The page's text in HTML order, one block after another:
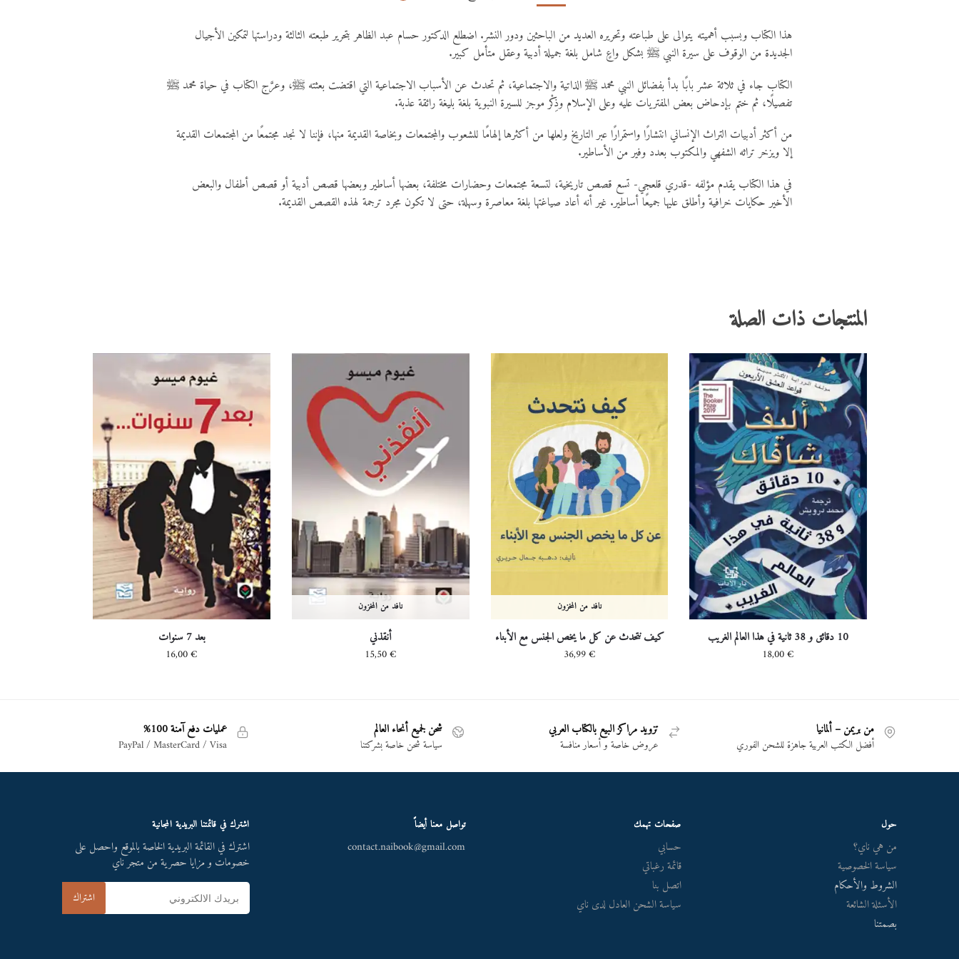
هذا الكتاب وبسبب أهميته يتوالى على طباعته وتحريره العديد من الباحثين ودور النشر. اضطلع الدكتور حسام عبد الظاهر بتحرير طبعته الثالثة ودراستها لتمكين الأجيال
الجديدة من الوقوف على سيرة النبي ﷺ بشكل واعٍ شامل بلغة جميلة أدبية وعقل متأمل كبير.
الكتاب جاء في ثلاثة عشر بابًا بدأ بفضائل النبي محمد ﷺ الذاتية والاجتماعية، ثم تحدث عن الأسباب الاجتماعية التي اقتضت بعثته ﷺ، وعرَّج الكتاب في حياة محمد ﷺ
تفصيلًا، ثم ختم بإدحاض بعض المفتريات عليه وعلى الإسلام وذِكْر موجز للسيرة النبوية بلغة بليغة رائقة عذبة.
من أكثر أدبيات التراث الإنساني انتشارًا واستمرارًا عبر التاريخ ولعلها من أكثرها إلهامًا للشعوب والمجتمعات وبخاصة القديمة منها، فإننا لا نجد مجتمعًا من المجتمعات القديمة
إلا ويزخر تراثه الشفهي والمكتوب بعدد وفير من الأساطير.
في هذا الكتاب يقدم مؤلفه -قدري قلعجي- تسع قصص تاريخية، لتسعة مجتمعات وحضارات مختلفة، بعضها أساطير وبعضها قصص أدبية أو قصص أطفال والبعض
الأخير حكايات خرافية وأطلق عليها جميعًا أساطير. غير أنه أعاد صياغتها بلغة معاصرة وسهلة، حتى لا تكون مجرد ترجمة لهذه القصص القديمة.
المنتجات ذات الصلة
10 دقائق و 38 ثانية في هذا العالم الغريب
18,00€
نافد من المخزون
كيف نتحدث عن كل ما يخص الجنس مع الأبناء
36,99€
نافد من المخزون
أنقذني
15,50€
بعد 7 سنوات
16,00€
من بريمن – ألمانيا
أفضل الكتب العربية جاهزة للشحن الفوري
تزويد مراكز البيع بالكتاب العربي
عروض خاصة و أسعار منافسة
شحن لجميع أنحاء العالم
سياسة شحن خاصة بشركتنا
عمليات دفع آمنة 100%
PayPal / MasterCard / Visa
حول
من هي ناي؟
سياسة الخصوصية
الشروط والأحكام
الأسئلة الشائعة
بصمتنا
صفحات تهمك
حسابي
قائمة رغباتي
اتصل بنا
سياسة الشحن العادل لدى ناي
تواصل معنا أيضاً
contact.naibook@gmail.com
اشترك في قائمتنا البريدية المجانية
اشترك في القائمة البريدية الخاصة بالموقع واحصل على
خصومات و مزايا حصرية من متجر ناي